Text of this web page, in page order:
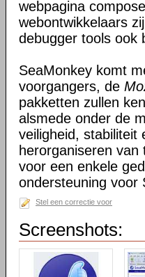
webpagina
webontwikkelaars
debugger tools ook
SeaMonkey komt
voorgangers, de
pakketten zullen
alsmede onder de
veiligheid, stabiliteit
herorganiseren
voor een enkele
ondersteuning voor
Stel een correctie voor
Screenshots: